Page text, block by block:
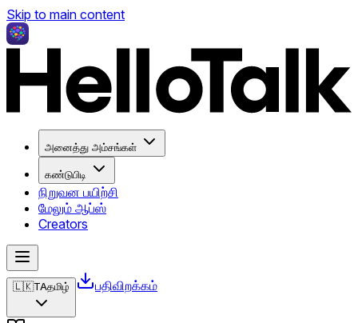
Skip to main content
அனைத்து அம்சங்கள்
கண்டுபிடி
நிறுவன பயிற்சி
மேலும் ஆப்ஸ்
Creators
🇱🇰TAதமிழ் பதிவிறக்கம்